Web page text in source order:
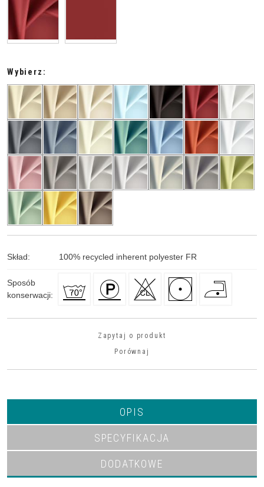
Wybierz:
Skład: 100% recycled inherent polyester FR
Sposób
konserwacji:
Zapytaj o produkt
Porównaj
OPIS
SPECYFIKACJA
DODATKOWE